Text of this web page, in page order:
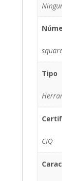
Tipo
CIQ